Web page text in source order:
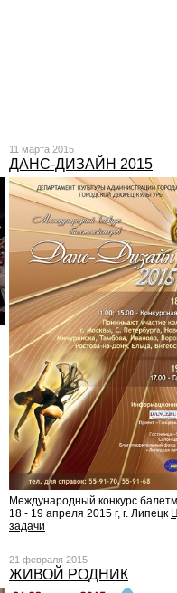
11 марта 2015
ДАНС-ДИЗАЙН 2015
Международный конкурс
18 - 19 апреля 2015 г, г. Липецк
задачи
21 февраля 2015
ЖИВОЙ РОДНИК